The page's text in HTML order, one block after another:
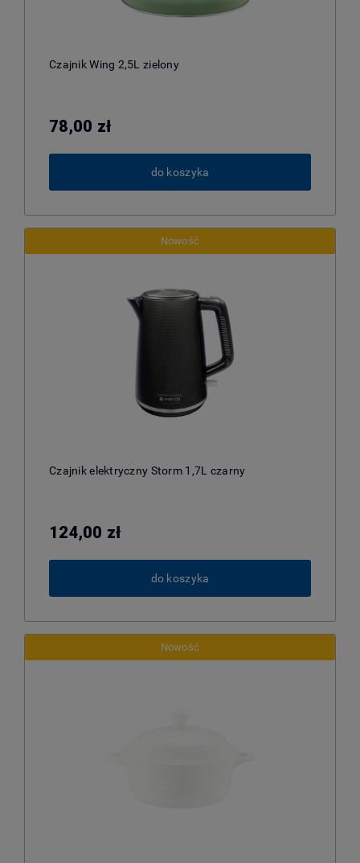
Czajnik Wing 2,5L zielony
78,00 zł
do koszyka
Czajnik elektryczny Storm 1,7L czarny
124,00 zł
do koszyka
Nowość
Nowość